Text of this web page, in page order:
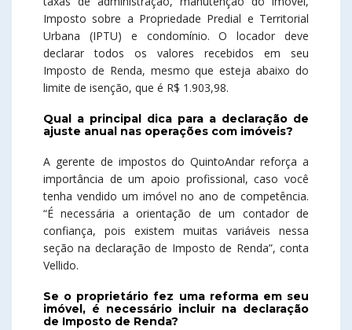
Imposto sobre a Propriedade Predial e Territorial
Urbana (IPTU) e condomínio. O locador deve
declarar todos os valores recebidos em seu
Imposto de Renda, mesmo que esteja abaixo do
limite de isenção, que é R$ 1.903,98.
Qual a principal dica para a declaração de
ajuste anual nas operações com imóveis?
A gerente de impostos do QuintoAndar reforça a
importância de um apoio profissional, caso você
tenha vendido um imóvel no ano de competência.
“É necessária a orientação de um contador de
confiança, pois existem muitas variáveis nessa
seção na declaração de Imposto de Renda”, conta
Vellido.
Se o proprietário fez uma reforma em seu
imóvel, é necessário incluir na declaração
de Imposto de Renda?